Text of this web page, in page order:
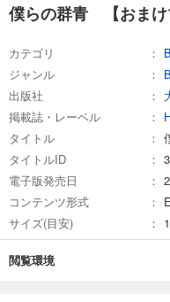
僕らの群青 【おま
カテゴリ
ジャンル
出版社
掲載誌・レーベル
タイトル
タイトルID
電子版発売日
コンテンツ形式
サイズ(目安)
閲覧環境